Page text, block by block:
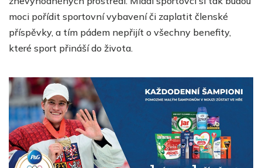
moci pořídit sportovní vybavení či zaplatit členské
příspěvky, a tím pádem nepřijít o všechny benefity,
které sport přináší do života.